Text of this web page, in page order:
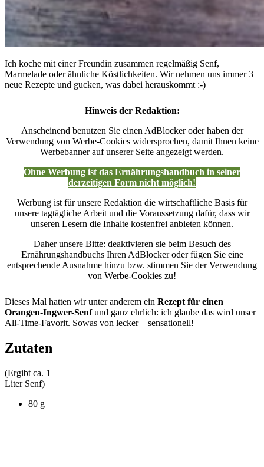
Ich koche mit einer Freundin zusammen regelmäßig Senf,
Marmelade oder ähnliche Köstlichkeiten. Wir nehmen uns immer 3
neue Rezepte und gucken, was dabei herauskommt :-)
Hinweis der Redaktion:
Anscheinend benutzen Sie einen AdBlocker oder haben der
Verwendung von Werbe-Cookies widersprochen, damit Ihnen keine
Werbebanner auf unserer Seite angezeigt werden.
Ohne Werbung ist das Ernährungshandbuch in seiner
derzeitigen Form nicht möglich!
Werbung ist für unsere Redaktion die wirtschaftliche Basis für
unsere tagtägliche Arbeit und die Voraussetzung dafür, dass wir
unseren Lesern die Inhalte kostenfrei anbieten können.
Daher unsere Bitte: deaktivieren sie beim Besuch des
Ernährungshandbuchs Ihren AdBlocker oder fügen Sie eine
entsprechende Ausnahme hinzu bzw. stimmen Sie der Verwendung
von Werbe-Cookies zu!
Dieses Mal hatten wir unter anderem ein Rezept für einen
Orangen-Ingwer-Senfund ganz ehrlich: ich glaube das wird unser
All-Time-Favorit. Sowas von lecker – sensationell!
Zutaten
(Ergibt ca. 1
Liter Senf)
80 g